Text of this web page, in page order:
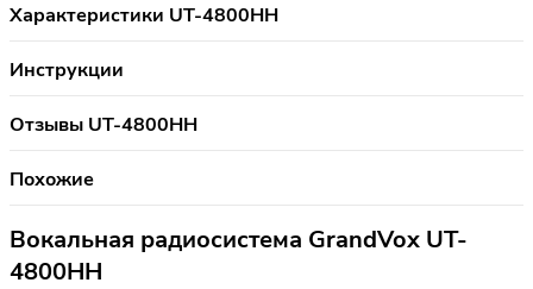
Характеристики UT-4800HH
Инструкции
Отзывы UT-4800HH
Похожие
Вокальная радиосистема GrandVox UT-
4800HH